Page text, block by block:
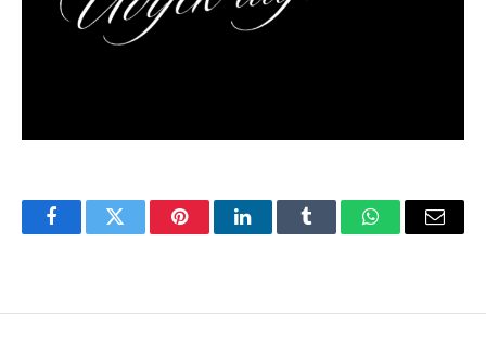
FacebookTwitter PinterestLinkedInTumblr WhatsAppEmail